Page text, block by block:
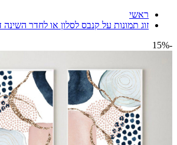
ראשי
זוג תמונות על קנבס לסלון או לחדר השינה דגם
-15%